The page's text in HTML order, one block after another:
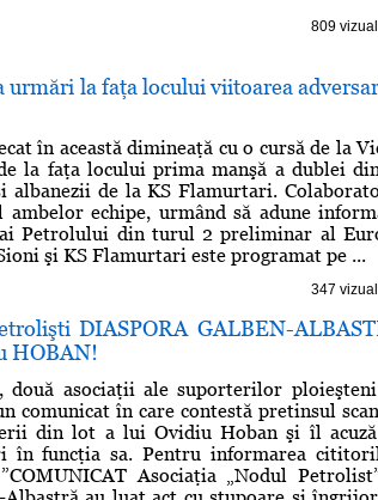
809
urmări la faţa locului viitoarea
în această dimineaţă cu o cursă de la
la faţa locului prima manşă a dublei
albanezii de la KS Flamurtari.
echipe, urmând să adune
Petrolului din turul 2 preliminar al
şi KS Flamurtari este programat pe ...
347
DIASPORA GALBEN-
HOBAN!
asociaţii ale suporterilor
comunicat în care contestă pretinsul
din lot a lui Ovidiu Hoban şi îl
în funcţia sa. Pentru informarea
Asociaţia „Nodul